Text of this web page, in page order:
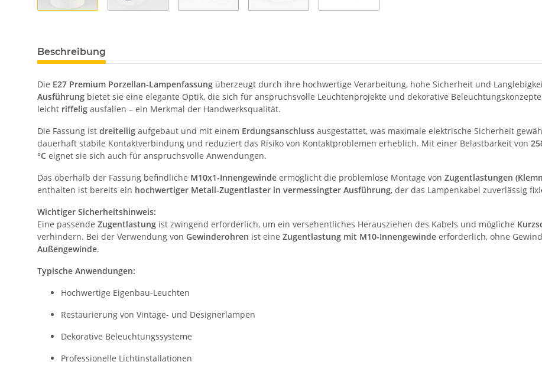
Beschreibung
Die E27 Premium Porzellan-Lampenfassung überzeugt durch ihre hochwertige Verarbeitung, hohe Sicherheit und
Ausführung bietet sie eine elegante Optik, die sich für anspruchsvolle Leuchtenprojekte und dekorative
leicht riffelig ausfallen – ein Merkmal der Handwerksqualität.
Die Fassung ist dreiteilig aufgebaut und mit einem Erdungsanschluss ausgestattet, was maximale elektrische Sicherheit
dauerhaft stabile Kontaktverbindung und reduziert das Risiko von Kontaktproblemen erheblich. Mit einer Belastbarkeit von
°C eignet sie sich auch für anspruchsvolle Anwendungen.
Das oberhalb der Fassung befindliche M10x1-Innengewinde ermöglicht die problemlose Montage von Zugentlastungen
enthalten ist bereits ein hochwertiger Metall-Zugentlaster in vermessingter Ausführung, der das Lampenkabel zuverlässig
Wichtiger Sicherheitshinweis:
Eine passende Zugentlastung ist zwingend erforderlich, um ein versehentliches Herausziehen des Kabels und mögliche
verhindern. Bei der Verwendung von Gewinderohren ist eine Zugentlastung mit M10-Innengewinde erforderlich, ohne
Außengewinde.
Typische Anwendungen:
Hochwertige Eigenbau-Leuchten
Restaurierung von Vintage- und Designerlampen
Dekorative Beleuchtungssysteme
Professionelle Lichtinstallationen